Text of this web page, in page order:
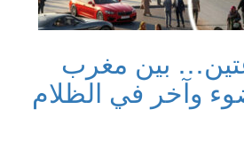
بين مغرب
وآخر في الظلام